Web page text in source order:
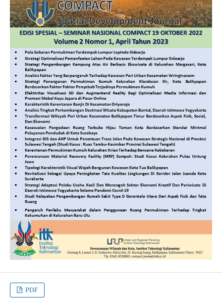
PDF